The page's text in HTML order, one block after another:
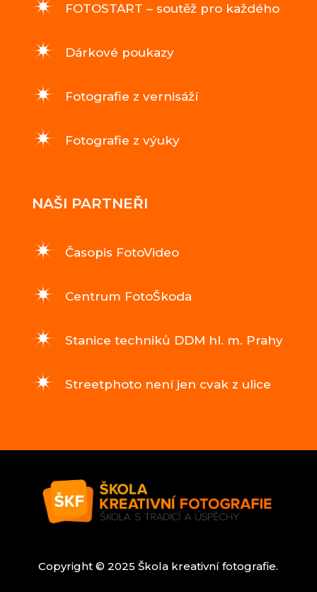
FOTOSTART – soutěž pro každého
Dárkové poukazy
Fotografie z vernisáží
Fotografie z výuky
NAŠI PARTNEŘI
Časopis FotoVideo
Centrum FotoŠkoda
Stanice techniků DDM hl. m. Prahy
Streetphoto není jen cvak z ulice
Copyright © 2025 Škola kreativní fotografie.